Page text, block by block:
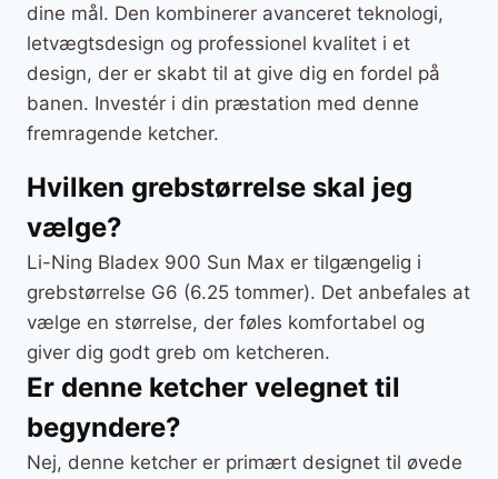
dine mål. Den kombinerer avanceret teknologi,
letvægtsdesign og professionel kvalitet i et
design, der er skabt til at give dig en fordel på
banen. Investér i din præstation med denne
fremragende ketcher.
Hvilken grebstørrelse skal jeg
vælge?
Li-Ning Bladex 900 Sun Max er tilgængelig i
grebstørrelse G6 (6.25 tommer). Det anbefales at
vælge en størrelse, der føles komfortabel og
giver dig godt greb om ketcheren.
Er denne ketcher velegnet til
begyndere?
Nej, denne ketcher er primært designet til øvede